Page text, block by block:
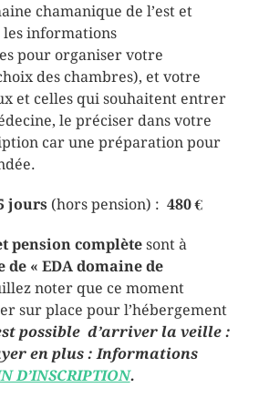
chamanique de l’est et
informations
pour organiser votre
des chambres), et votre
et celles qui souhaitent entrer
le préciser dans votre
car une préparation pour
jours(hors pension) : 480 €
pension complètesont à
de « EDA domaine de
noter que ce moment
sur place pour l’hébergement
possible d’arriver la veille :
en plus : Informations
D’INSCRIPTION.